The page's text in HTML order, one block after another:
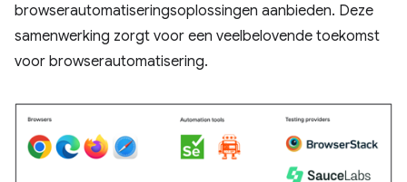
browserautomatiseringsoplossingen aanbieden. Deze
samenwerking zorgt voor een veelbelovende toekomst
voor browserautomatisering.